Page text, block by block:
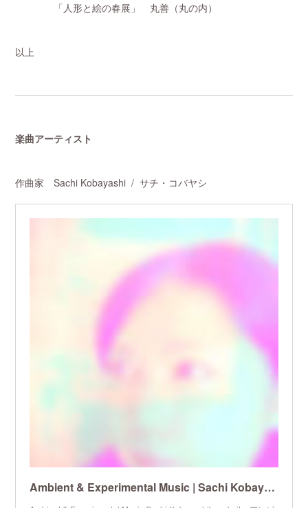
「人形と絵の春展」 丸善（丸の内）
以上
楽曲アーティスト
作曲家 Sachi Kobayashi / サチ・コバヤシ
Ambient & Experimental Music | Sachi Kobayashi